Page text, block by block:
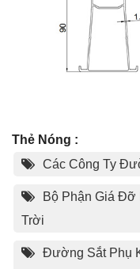
Thẻ Nóng :
Các Công Ty
Bộ Phận Giá Đỡ
Trời
Đường Sắt Phụ